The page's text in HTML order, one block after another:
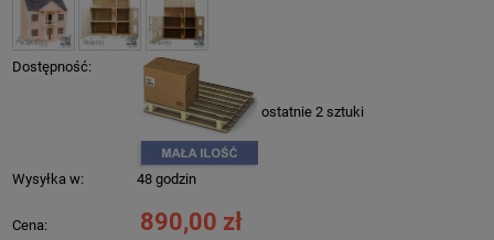
Dostępność:
ostatnie 2 sztuki
Wysyłka w: 48 godzin
Cena: 890,00 zł